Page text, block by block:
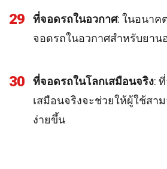
29 ที่จอดรถในอวกาศ: ในอนาค
จอดรถในอวกาศสำหรับยาน
30 ที่จอดรถในโลกเสมือนจริง:
เสมือนจริงจะช่วยให้ผู้ใช้สา
ง่ายขึ้น